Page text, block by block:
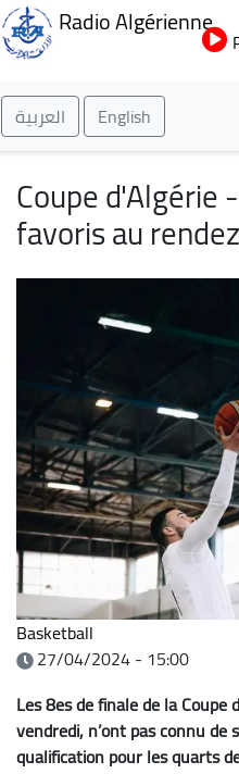
Radio Algérienne
العربية English
Coupe d'Algérie
favoris au
Basketball
27/04/2024 - 15:00
Les 8es de finale de la Coupe
vendredi, n’ont pas connu
qualification pour les quarts